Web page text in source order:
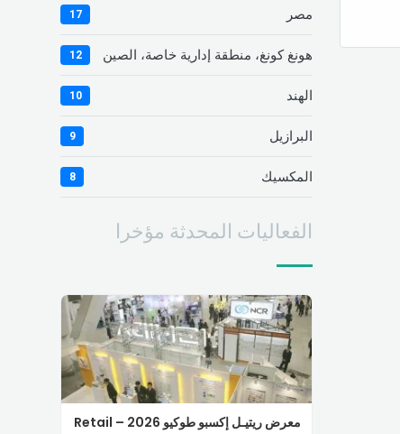
مصر 17
هونغ كونغ، منطقة إدارية خاصة، الصين 12
الهند 10
البرازيل 9
المكسيك 8
الفعاليات المحدثة مؤخرا
معرض ريتيـل إكسبو طوكيو 2026 – Retail